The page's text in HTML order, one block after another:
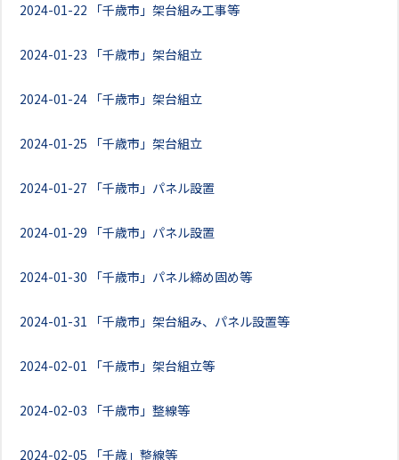
2024-01-22 「千歳市」架台組み工事等
2024-01-23 「千歳市」架台組立
2024-01-24 「千歳市」架台組立
2024-01-25 「千歳市」架台組立
2024-01-27 「千歳市」パネル設置
2024-01-29 「千歳市」パネル設置
2024-01-30 「千歳市」パネル締め固め等
2024-01-31 「千歳市」架台組み、パネル設置等
2024-02-01 「千歳市」架台組立等
2024-02-03 「千歳市」整線等
2024-02-05 「千歳」整線等